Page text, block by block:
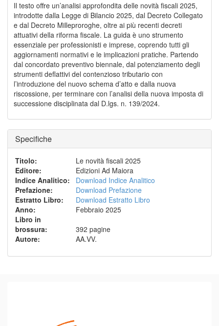
Il testo offre un’analisi approfondita delle novità fiscali 2025,
introdotte dalla Legge di Bilancio 2025, dal Decreto Collegato
e dal Decreto Milleproroghe, oltre ai più recenti decreti
attuativi della riforma fiscale. La guida è uno strumento
essenziale per professionisti e imprese, coprendo tutti gli
aggiornamenti normativi e le implicazioni pratiche. Partendo
dal concordato preventivo biennale, dal potenziamento degli
strumenti deflattivi del contenzioso tributario con
l’introduzione del nuovo schema d’atto e dalla nuova
riscossione, per terminare con l’analisi della nuova imposta di
successione disciplinata dal D.lgs. n. 139/2024.
Specifiche
Titolo:
Le novità fiscali 2025
Editore:
Edizioni Ad Maiora
Indice Analitico:
Download Indice Analitico
Prefazione:
Download Prefazione
Estratto Libro:
Download Estratto Libro
Anno:
Febbraio 2025
Libro in
brossura:
392 pagine
Autore: AA.VV.